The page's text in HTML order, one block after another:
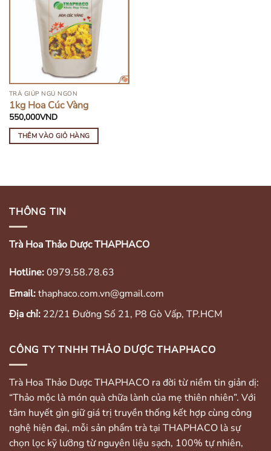
TRÀ GIÚP NGỦ NGON
1kg Hoa Cúc Vàng
550,000VND
THÊM VÀO GIỎ HÀNG
THÔNG TIN
Trà Hoa Thảo Dược THAPHACO
Hotline:0979.58.78.63
Email:thaphaco.com.vn@gmail.com
Địa chỉ: 22/21 Đường Số 21, P8 Gò Vấp, TP.HCM
CÔNG TY TNHH THẢO DƯỢC THAPHACO
Trà Hoa Thảo Dược THAPHACO ra đời từ niềm tin giản dị:
“Thảo mộc là món quà chữa lành của mẹ thiên nhiên”. Với
tâm huyết gìn giữ giá trị truyền thống kết hợp cùng công
nghệ hiện đại, mỗi sản phẩm trà tại THAPHACO là sự
chọn lọc kỹ lưỡng từ nguyên liệu sạch, 100% tự nhiên,